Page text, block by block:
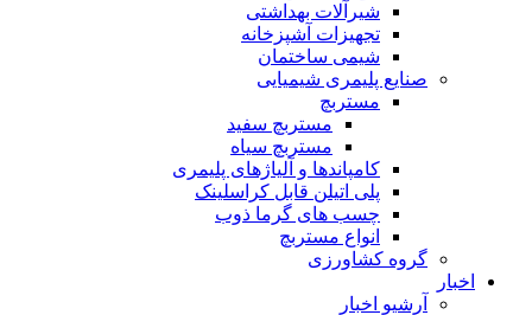
شیرآلات بهداشتی
تجهیزات آشپزخانه
شیمی ساختمان
صنایع پلیمری شیمیایی
مستربچ
مستربچ سفید
مستربچ سیاه
کامپاندها و آلیاژهای پلیمری
پلی اتیلن قابل کراسلینک
چسب های گرما ذوب
انواع مستربچ
گروه کشاورزی
اخبار
آرشیو اخبار